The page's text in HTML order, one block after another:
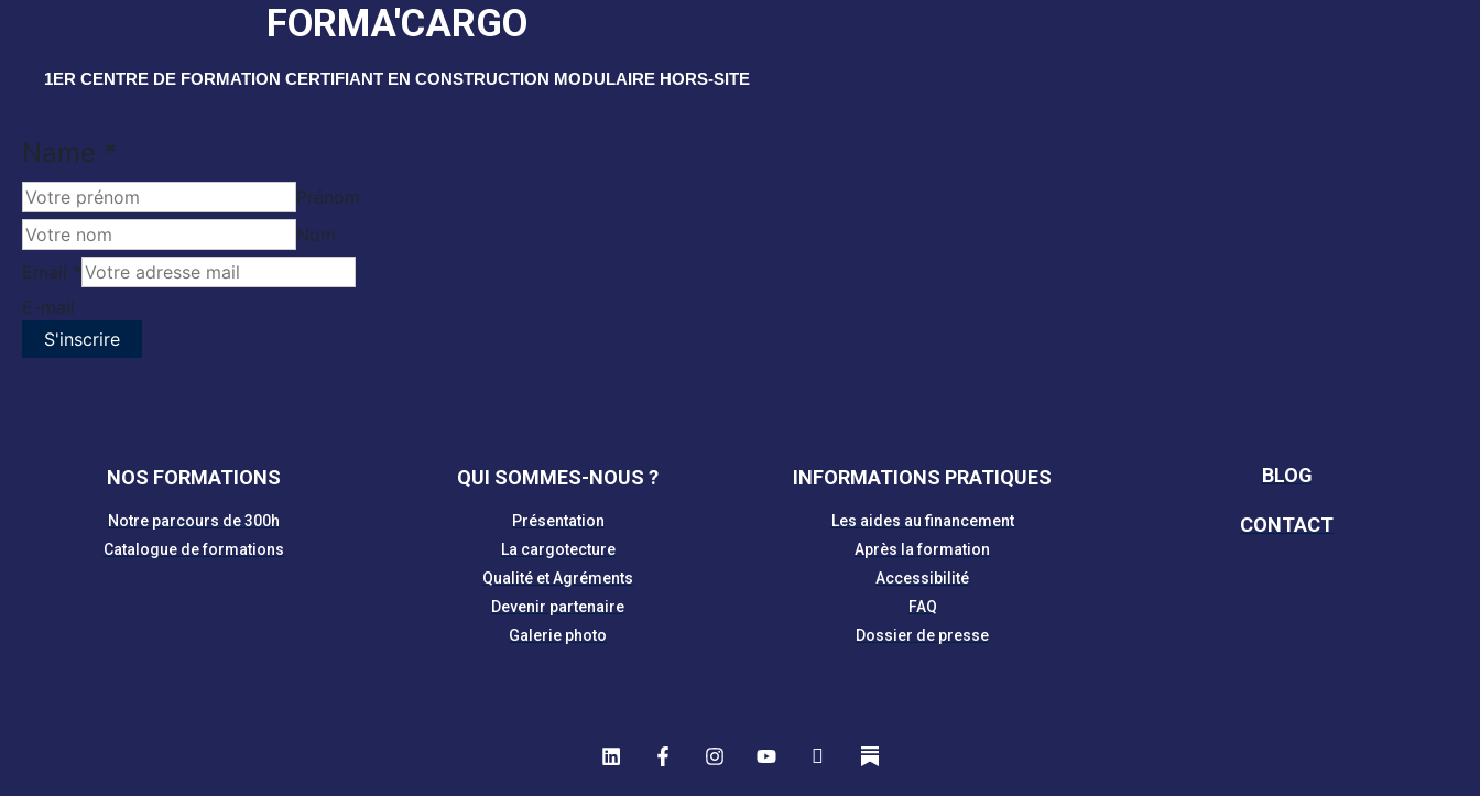
FORMA'CARGO
1ER CENTRE DE FORMATION CERTIFIANT EN CONSTRUCTION MODULAIRE HORS-SITE
Name *
Prénom
Nom
Name
Email
Email *
E-mail
S'inscrire
NOS FORMATIONS
Notre parcours de 300h
Catalogue de formations
QUI SOMMES-NOUS ?
Présentation
La cargotecture
Qualité et Agréments
Devenir partenaire
Galerie photo
INFORMATIONS PRATIQUES
Les aides au financement
Après la formation
Accessibilité
FAQ
Dossier de presse
BLOG
CONTACT